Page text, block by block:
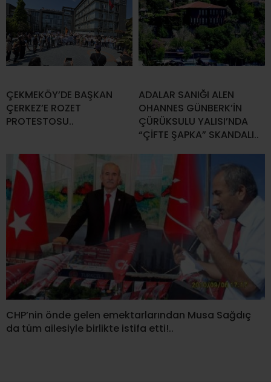
ÇEKMEKÖY’DE BAŞKAN
ÇERKEZ’E ROZET
PROTESTOSU..
ADALAR SANIĞI ALEN
OHANNES GÜNBERK’İN
ÇÜRÜKSULU YALISI’NDA
“ÇİFTE ŞAPKA” SKANDALI..
CHP’nin önde gelen emektarlarından Musa Sağdıç
da tüm ailesiyle birlikte istifa etti!..